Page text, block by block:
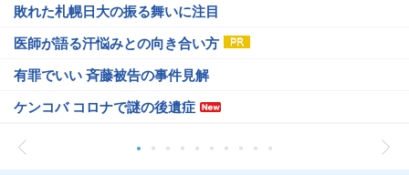
敗れた札幌日大の振る舞いに注目
医師が語る汗悩みとの向き合い方
有罪でいい 斉藤被告の事件見解
ケンコバ コロナで謎の後遺症